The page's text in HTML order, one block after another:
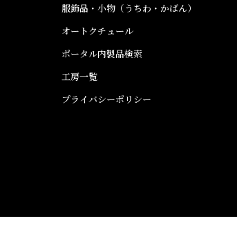
服飾品・小物​（うちわ・かばん）
オートクチュール
ポータル内製品検索
工房一覧
プライバシーポリシー